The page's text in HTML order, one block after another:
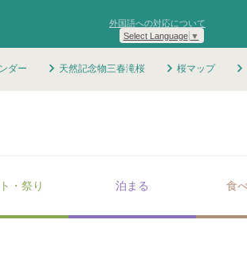
外国語への対応について
Select Language ▼
ダー 天然記念物三春滝桜 桜マップ
・祭り 泊まる 食